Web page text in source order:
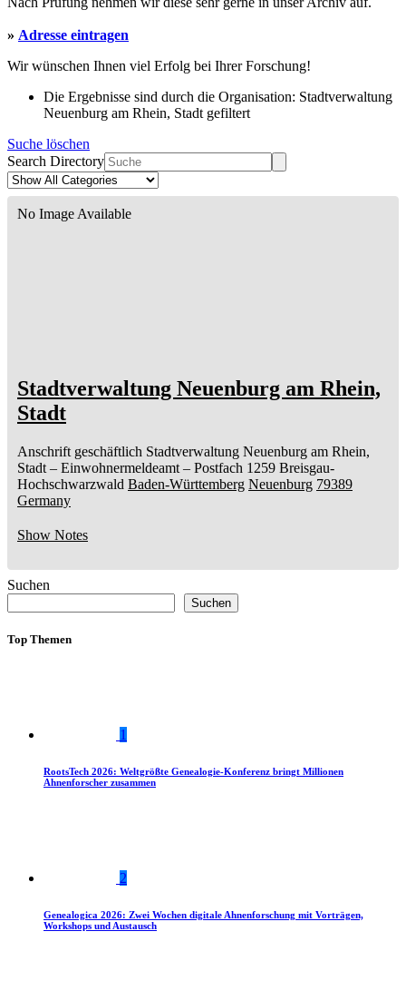
» Adresse eintragen
Wir wünschen Ihnen viel Erfolg bei Ihrer Forschung!
Die Ergebnisse sind durch die Organisation: Stadtverwaltung
Neuenburg am Rhein, Stadt gefiltert
Suche löschen
Search Directory
No Image Available
Stadtverwaltung Neuenburg am Rhein,
Stadt
Anschrift geschäftlich Stadtverwaltung Neuenburg am Rhein,
Stadt – Einwohnermeldeamt – Postfach 1259 Breisgau-
Hochschwarzwald Baden-Württemberg Neuenburg 79389
Germany
Show Notes
Suchen
Suchen
Top Themen
1
RootsTech 2026: Weltgrößte Genealogie-Konferenz bringt Millionen
Ahnenforscher zusammen
2
Genealogica 2026: Zwei Wochen digitale Ahnenforschung mit Vorträgen,
Workshops und Austausch